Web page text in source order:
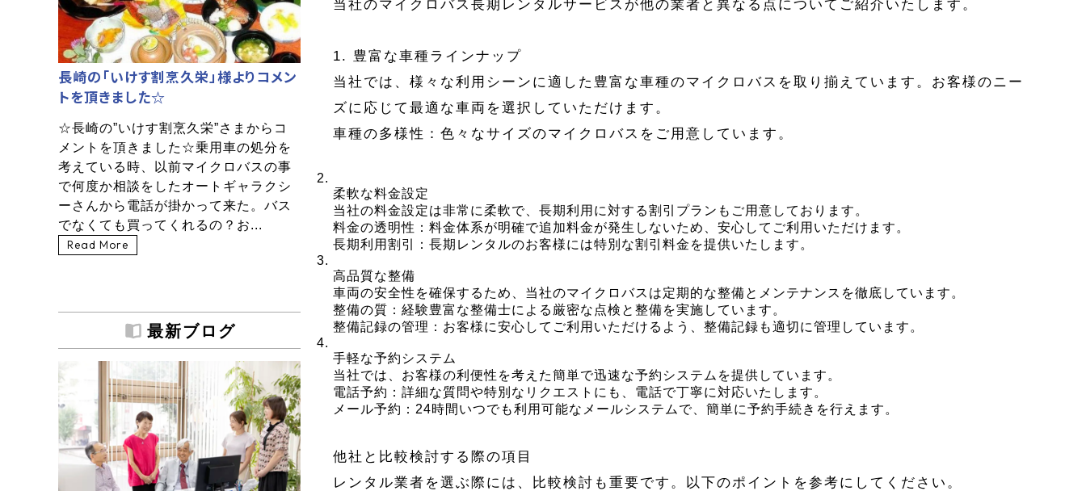
当社のマイクロバス長期レンタルサービスが他の業者と異なる点についてご紹介いたします。
1. 豊富な車種ラインナップ
当社では、様々な利用シーンに適した豊富な車種のマイクロバスを取り揃えています。お客様のニー
ズに応じて最適な車両を選択していただけます。
車種の多様性：色々なサイズのマイクロバスをご用意しています。
柔軟な料金設定
当社の料金設定は非常に柔軟で、長期利用に対する割引プランもご用意しております。
料金の透明性：料金体系が明確で追加料金が発生しないため、安心してご利用いただけます。
長期利用割引：長期レンタルのお客様には特別な割引料金を提供いたします。
高品質な整備
車両の安全性を確保するため、当社のマイクロバスは定期的な整備とメンテナンスを徹底しています。
整備の質：経験豊富な整備士による厳密な点検と整備を実施しています。
整備記録の管理：お客様に安心してご利用いただけるよう、整備記録も適切に管理しています。
手軽な予約システム
当社では、お客様の利便性を考えた簡単で迅速な予約システムを提供しています。
電話予約：詳細な質問や特別なリクエストにも、電話で丁寧に対応いたします。
メール予約：24時間いつでも利用可能なメールシステムで、簡単に予約手続きを行えます。
他社と比較検討する際の項目
レンタル業者を選ぶ際には、比較検討も重要です。以下のポイントを参考にしてください。
長崎の「いけす割烹久栄」様よりコメン
トを頂きました☆
☆長崎の”いけす割烹久栄”さまからコ
メントを頂きました☆乗用車の処分を
考えている時、以前マイクロバスの事
で何度か相談をしたオートギャラクシ
ーさんから電話が掛かって来た。バス
でなくても買ってくれるの？お...
Read More
最新ブログ